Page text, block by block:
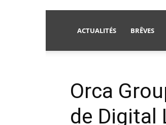
ACTUALITÉS BRÊVES
Orca
de Digital